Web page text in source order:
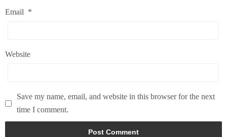
Email *
Website
Save my name, email, and website in this browser for the next
time I comment.